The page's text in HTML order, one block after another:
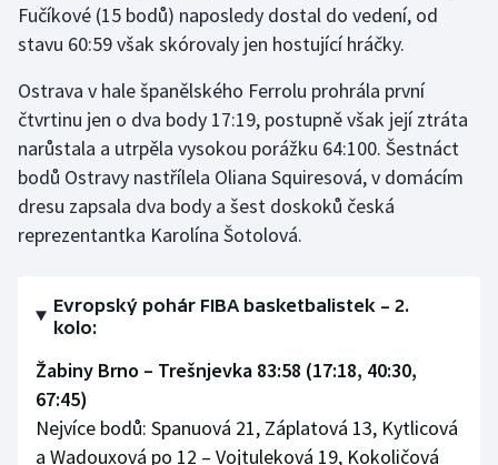
Rychlostní kanoistika
Short track
Sportovní střelba
Stolní tenis
Triatlon
Volejbal
Ostatní
Fučíkové (15 bodů) naposledy dostal do vedení, od
stavu 60:59 však skórovaly jen hostující hráčky.
Ostrava v hale španělského Ferrolu prohrála první
čtvrtinu jen o dva body 17:19, postupně však její ztráta
narůstala a utrpěla vysokou porážku 64:100. Šestnáct
bodů Ostravy nastřílela Oliana Squiresová, v domácím
dresu zapsala dva body a šest doskoků česká
reprezentantka Karolína Šotolová.
Evropský pohár FIBA basketbalistek – 2.
kolo:
Žabiny Brno – Trešnjevka 83:58 (17:18, 40:30,
67:45)
Nejvíce bodů: Spanuová 21, Záplatová 13, Kytlicová
a Wadouxová po 12 – Vojtuleková 19, Kokoličová